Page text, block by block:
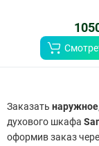
Заказать
духового шкафа
оформив заказ